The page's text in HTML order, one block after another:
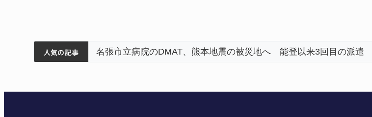
人気の記事
ィアで清掃 伊賀
登以来3回目の派遣 「息子が妊娠させた」母娘だまされ400万円詐欺被害 名張